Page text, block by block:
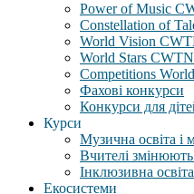
Power of Music
Constellation of
World Vision
World Stars CWTN
Competitions
Фахові конкурси
Конкурси для
Курси
Музична освіта і
Вчителі змінюють
Інклюзивна
Екосистеми